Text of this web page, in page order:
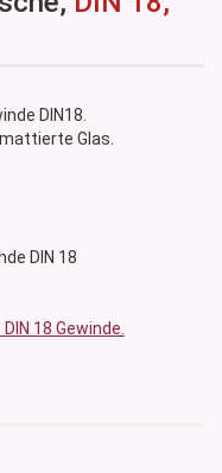
DIN18.
Glas.
DIN 18
18 Gewinde.